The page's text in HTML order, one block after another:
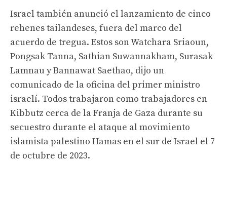
Israel también anunció el lanzamiento de cinco
rehenes tailandeses, fuera del marco del
acuerdo de tregua. Estos son Watchara Sriaoun,
Pongsak Tanna, Sathian Suwannakham, Surasak
Lamnau y Bannawat Saethao, dijo un
comunicado de la oficina del primer ministro
israelí. Todos trabajaron como trabajadores en
Kibbutz cerca de la Franja de Gaza durante su
secuestro durante el ataque al movimiento
islamista palestino Hamas en el sur de Israel el 7
de octubre de 2023.